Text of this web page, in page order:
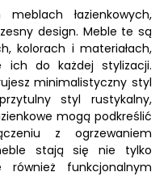
łazienkowych,
design. Meble te są
kolorach i materiałach,
ich do każdej stylizacji.
minimalistyczny styl
styl rustykalny,
mogą podkreślić
z ogrzewaniem
stają się nie tylko
funkcjonalnym